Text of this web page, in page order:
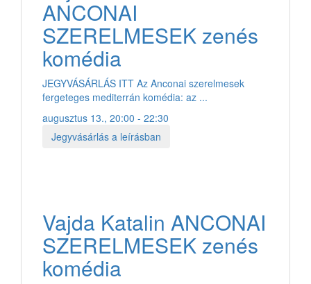
ANCONAI
SZERELMESEK zenés
komédia
JEGYVÁSÁRLÁS ITT Az Anconai szerelmesek
fergeteges mediterrán komédia: az ...
augusztus 13., 20:00 - 22:30
Jegyvásárlás a leírásban
Vajda Katalin ANCONAI
SZERELMESEK zenés
komédia